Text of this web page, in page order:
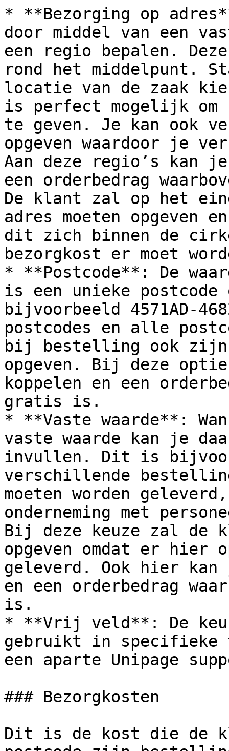
* **Bezorging op
door middel van een
een regio bepalen.
rond het middelpunt.
locatie van de zaak
is perfect mogelijk om
te geven. Je kan ook
opgeven waardoor je
Aan deze regio’s kan
een orderbedrag
De klant zal op het
adres moeten opgeven
dit zich binnen de
bezorgkost er moet
* **Postcode**: De
is een unieke
bijvoorbeeld 4571AD-
postcodes en alle
bij bestelling ook zijn
opgeven. Bij deze
koppelen en een
gratis is.
* **Vaste waarde**:
vaste waarde kan je
invullen. Dit is
verschillende
moeten worden
onderneming met
Bij deze keuze zal de
opgeven omdat er hier
geleverd. Ook hier kan
en een orderbedrag
is.
* **Vrij veld**: De
gebruikt in specifieke
een aparte Unipage
### Bezorgkosten
Dit is de kost die de